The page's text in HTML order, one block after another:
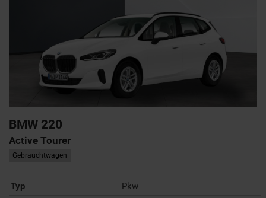
BMW 220
Active Tourer
Gebrauchtwagen
Typ
Pkw